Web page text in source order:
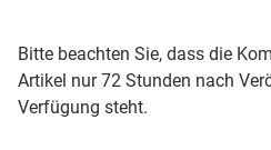
Bitte beachten Sie, dass die
Artikel nur 72 Stunden nach
Verfügung steht.